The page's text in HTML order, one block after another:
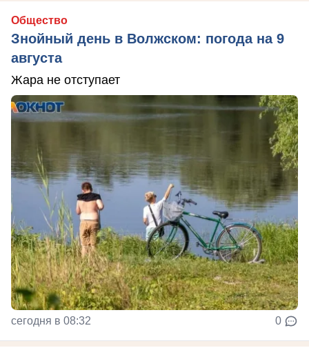
Общество
Знойный день в Волжском: погода на 9
августа
Жара не отступает
сегодня в 08:32 0